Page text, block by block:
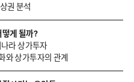
권 분석
떻게 될까?
라 상가투자
와 상가투자의 관계